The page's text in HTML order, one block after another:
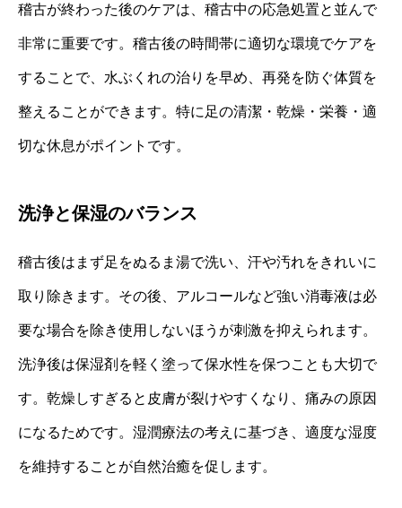
稽古が終わった後のケアは、稽古中の応急処置と並んで
非常に重要です。稽古後の時間帯に適切な環境でケアを
することで、水ぶくれの治りを早め、再発を防ぐ体質を
整えることができます。特に足の清潔・乾燥・栄養・適
切な休息がポイントです。
洗浄と保湿のバランス
稽古後はまず足をぬるま湯で洗い、汗や汚れをきれいに
取り除きます。その後、アルコールなど強い消毒液は必
要な場合を除き使用しないほうが刺激を抑えられます。
洗浄後は保湿剤を軽く塗って保水性を保つことも大切で
す。乾燥しすぎると皮膚が裂けやすくなり、痛みの原因
になるためです。湿潤療法の考えに基づき、適度な湿度
を維持することが自然治癒を促します。